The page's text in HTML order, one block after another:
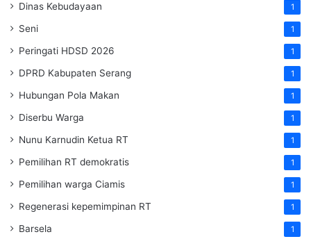
Dinas Kebudayaan 1
Seni 1
Peringati HDSD 2026 1
DPRD Kabupaten Serang 1
Hubungan Pola Makan 1
Diserbu Warga 1
Nunu Karnudin Ketua RT 1
Pemilihan RT demokratis 1
Pemilihan warga Ciamis 1
Regenerasi kepemimpinan RT 1
Barsela 1